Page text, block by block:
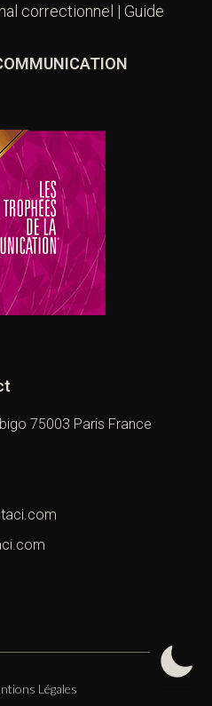
correctionnel | Guide
75003 Paris France
Légales